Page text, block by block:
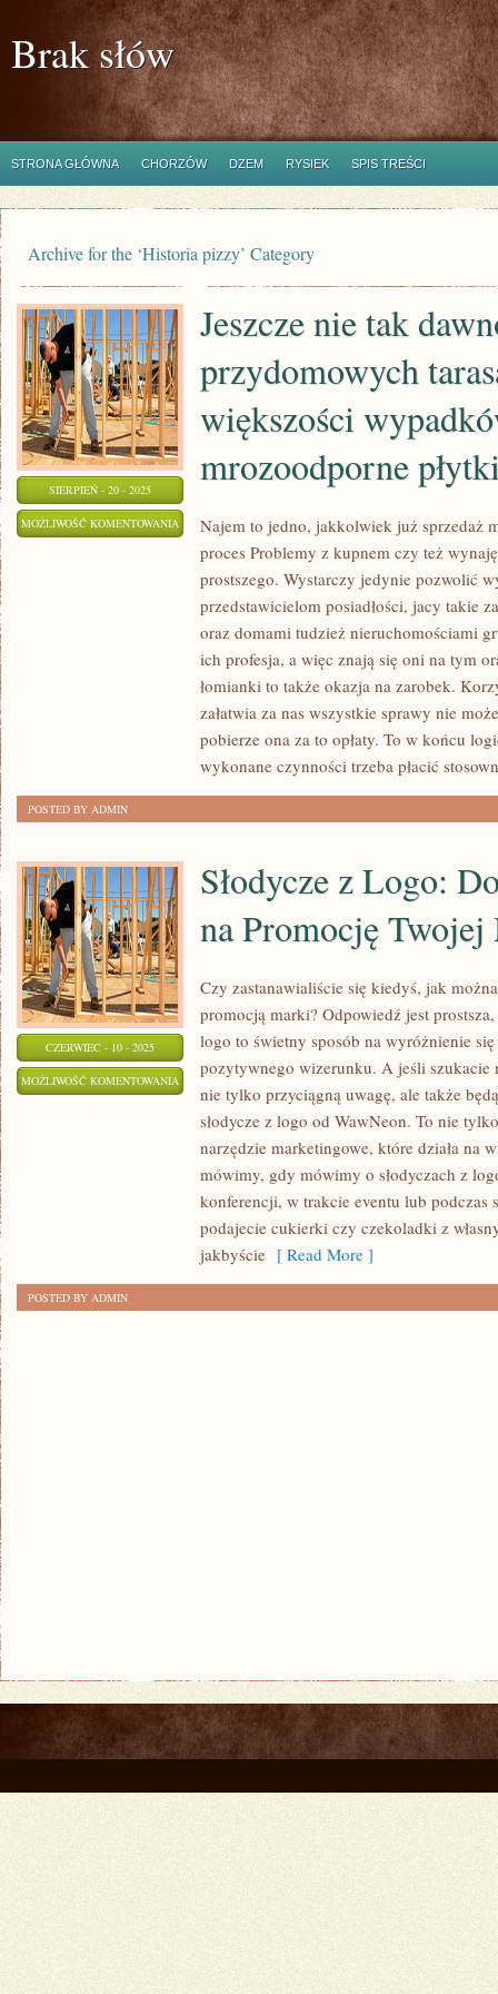
Brak słów
STRONA GŁÓWNA CHORZÓW DZEM RYSIEK SPIS TREŚCI
Archive for the ‘Historia pizzy’ Category
SIERPIEŃ - 20 - 2025
MOŻLIWOŚĆ KOMENTOWANIA JESZCZE
DAWNO
PRZYDOMOWYCH
TARASACH
UKŁADANO
WIĘKSZOŚCI
WYPADKÓW
CERAMICZNE
Jeszcze nie tak
przydomowych
większości
mrozoodporne
Najem to jedno, jakkolwiek już sprzedaż
proces Problemy z kupnem czy też
prostszego. Wystarczy jedynie pozwolić
przedstawicielom posiadłości, jacy takie
oraz domami tudzież nieruchomościami
ich profesja, a więc znają się oni na tym
łomianki to także okazja na zarobek.
załatwia za nas wszystkie sprawy nie
pobierze ona za to opłaty. To w końcu
wykonane czynności trzeba płacić
POSTED BY ADMIN
CZERWIEC - 10 - 2025
MOŻLIWOŚĆ KOMENTOWANIA SŁODYCZE
DOSKONAŁY
PROMOCJĘ
Słodycze z Logo:
na Promocję
Czy zastanawialiście się kiedyś, jak
promocją marki? Odpowiedź jest
logo to świetny sposób na wyróżnienie
pozytywnego wizerunku. A jeśli szukacie
nie tylko przyciągną uwagę, ale także
słodycze z logo od WawNeon. To nie
narzędzie marketingowe, które działa na
mówimy, gdy mówimy o słodyczach z
konferencji, w trakcie eventu lub podczas
podajecie cukierki czy czekoladki z
jakbyście [ Read More ]
POSTED BY ADMIN